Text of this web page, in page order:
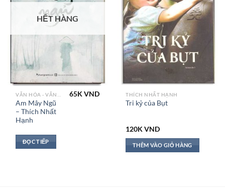
HẾT HÀNG
Am Mây Ngũ
– Thích Nhất
Hạnh
65KVND
ĐỌC TIẾP
THÍCH NHẤT HẠNH
Tri kỷ của Bụt
120KVND
THÊM VÀO GIỎ HÀNG